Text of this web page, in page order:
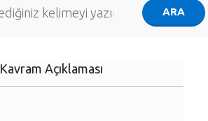
Kavram Açıklaması